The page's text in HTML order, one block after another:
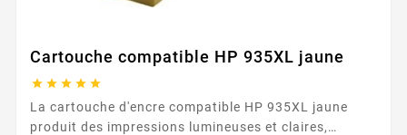
Cartouche compatible HP 935XL jaune
    
La cartouche d'encre compatible HP 935XL jaune
produit des impressions lumineuses et claires,